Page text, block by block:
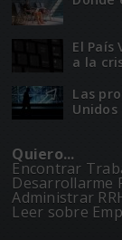
El Paí­­s
a la
Las
Unidos
Quiero...
Encontrar
Desarrollarme
Administrar
Leer sobre